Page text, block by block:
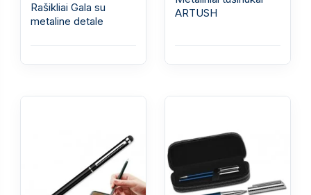
Rašikliai Gala su
metaline detale
ARTUSH